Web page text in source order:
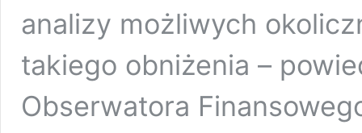
analizy możliwych
takiego obniżenia –
Obserwatora